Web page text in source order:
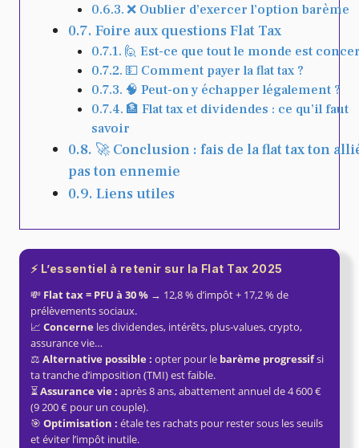
❌ Oublier d’exercer l’option barème
Foire aux questions Flat Tax
🙋 Est-ce que tout le monde est
💵 Comment payer la flat tax ?
🧠 Peut-on y échapper légalement ?
🏦 Flat tax et dividendes : ce qu’il faut
savoir
🚀 Conclusion : fais de la flat tax ton
pas ton ennemie
Liens utiles
⚡️ L’essentiel à retenir sur la Flat Tax 2025
💸 Flat tax = PFU à 30 % → 12,8 % d’impôt + 17,2 % de
prélèvements sociaux.
📈 Concerne les dividendes, intérêts, plus-values, crypto,
assurance vie…
⚖️ Alternative possible : opter pour le barème progressifsi
ta tranche d’imposition (TMI) est faible.
⏳Assurance vie : après 8 ans, abattement annuel de 4 600 €
(9 200 € pour un couple).
🎯 Optimisation : étale tes rachats pour rester sous les seuils
et éviter l’impôt inutile.